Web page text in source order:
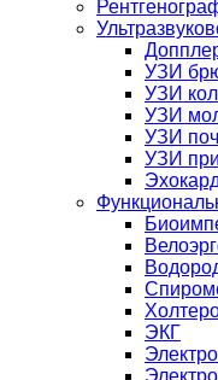
УЗИ
УЗИ
УЗИ
УЗИ
УЗИ
ЭКГ